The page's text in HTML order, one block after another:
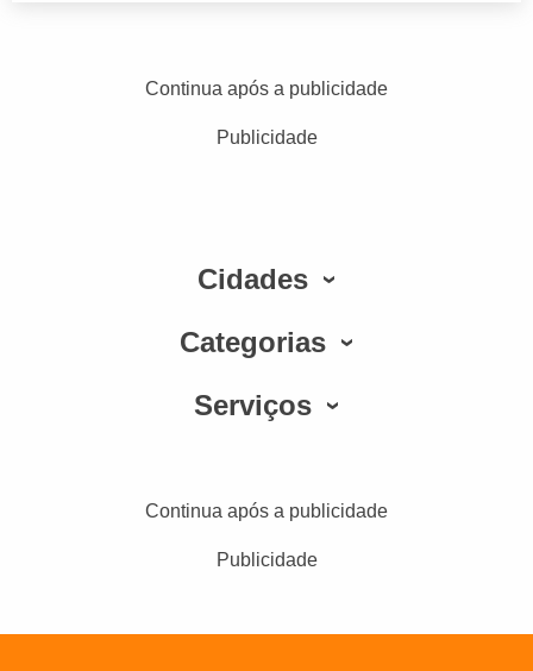
Continua após a publicidade
Publicidade
Cidades
Categorias
Serviços
Continua após a publicidade
Publicidade